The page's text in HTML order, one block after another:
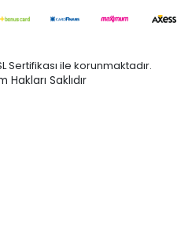
Sertifikası ile korunmaktadır.
Hakları Saklıdır